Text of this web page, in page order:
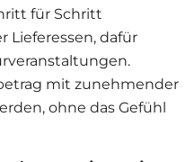
für Schritt
Lieferessen, dafür
mit zunehmender
ohne das Gefühl